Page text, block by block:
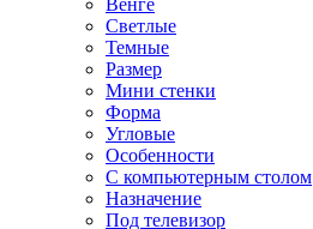
Венге
Светлые
Темные
Размер
Мини стенки
Форма
Угловые
Особенности
С компьютерным столом
Назначение
Под телевизор